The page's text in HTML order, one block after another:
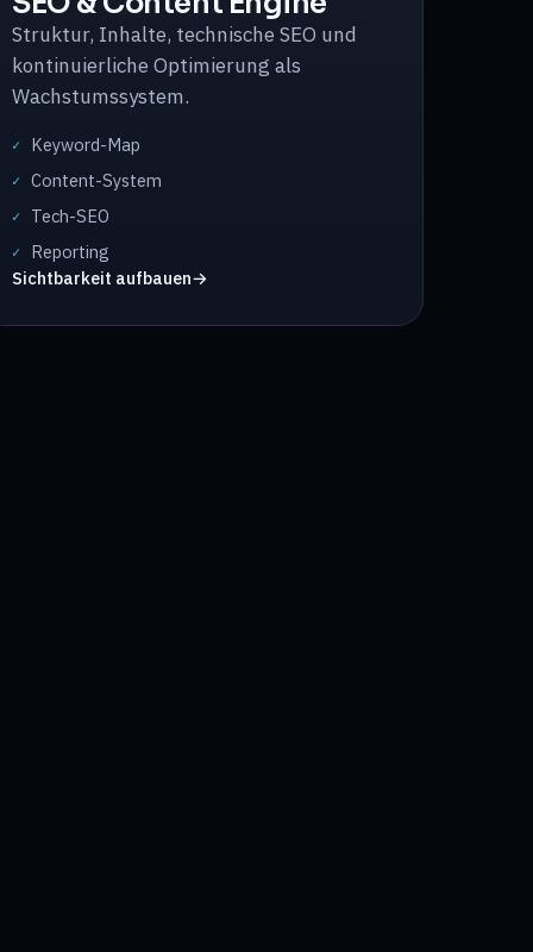
Struktur, Inhalte, technische SEO und
kontinuierliche Optimierung als
Wachstumssystem.
✓ Keyword-Map
✓ Content-System
✓ Tech-SEO
✓
Reporting
Sichtbarkeit aufbauen→